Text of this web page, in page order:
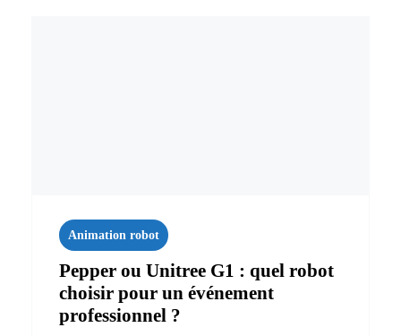
Animation robot
Pepper ou Unitree G1 : quel robot
choisir pour un événement
professionnel ?